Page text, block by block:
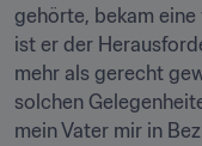
gehörte, bekam
ist er der
mehr als gerecht
solchen
mein Vater mir in